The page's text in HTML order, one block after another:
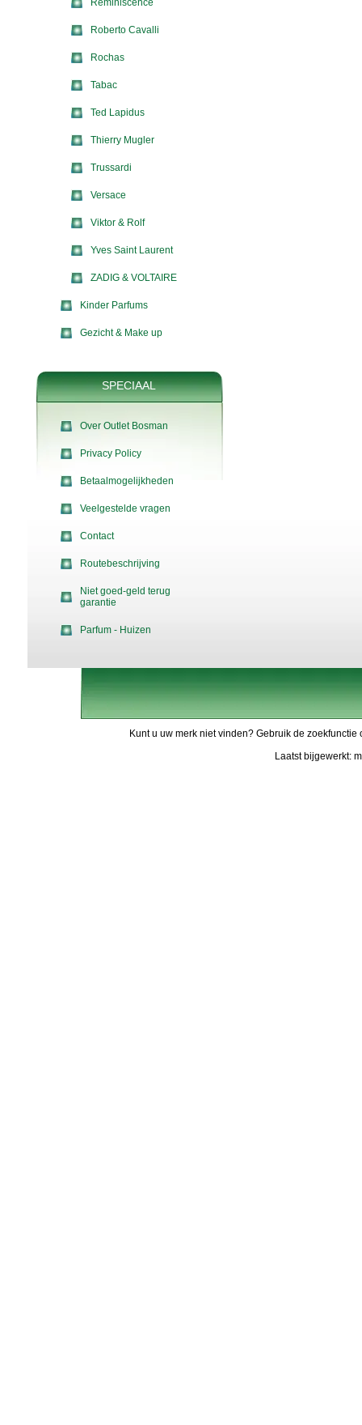
Reminiscence
Roberto Cavalli
Rochas
Tabac
Ted Lapidus
Thierry Mugler
Trussardi
Versace
Viktor & Rolf
Yves Saint Laurent
ZADIG & VOLTAIRE
Kinder Parfums
Gezicht & Make up
SPECIAAL
Over Outlet Bosman
Privacy Policy
Betaalmogelijkheden
Veelgestelde vragen
Contact
Routebeschrijving
Niet goed-geld terug
garantie
Parfum - Huizen
Kunt u uw merk niet vinden? Gebruik de
Laatst bijgewerkt: